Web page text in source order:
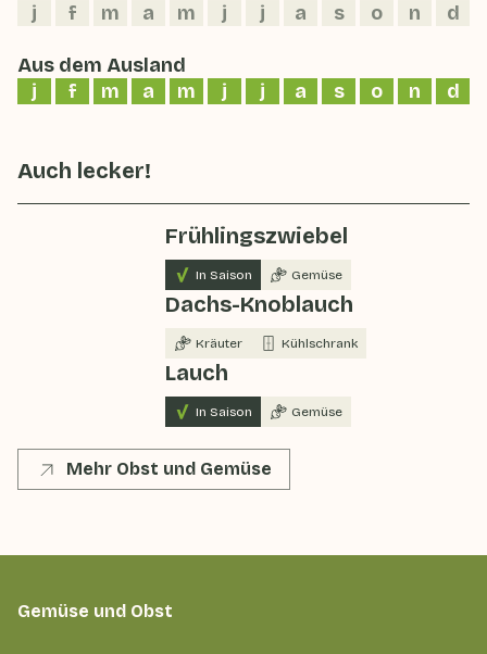
j
f m a m j j a s o n d
Aus dem Ausland
j
f m a m j j a s o n d
Auch lecker!
Frühlingszwiebel
In Saison Gemüse
Dachs-Knoblauch
Kräuter Kühlschrank
Lauch
In Saison Gemüse
Mehr Obst und Gemüse
Gemüse und Obst